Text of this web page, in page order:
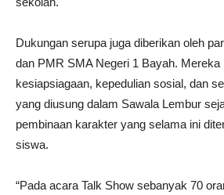
Dukungan serupa juga diberikan oleh
dan PMR SMA Negeri 1 Bayah. Mereka
kesiapsiagaan, kepedulian sosial, dan
yang diusung dalam Sawala Lembur
pembinaan karakter yang selama ini
siswa.
“Pada acara Talk Show sebanyak 70